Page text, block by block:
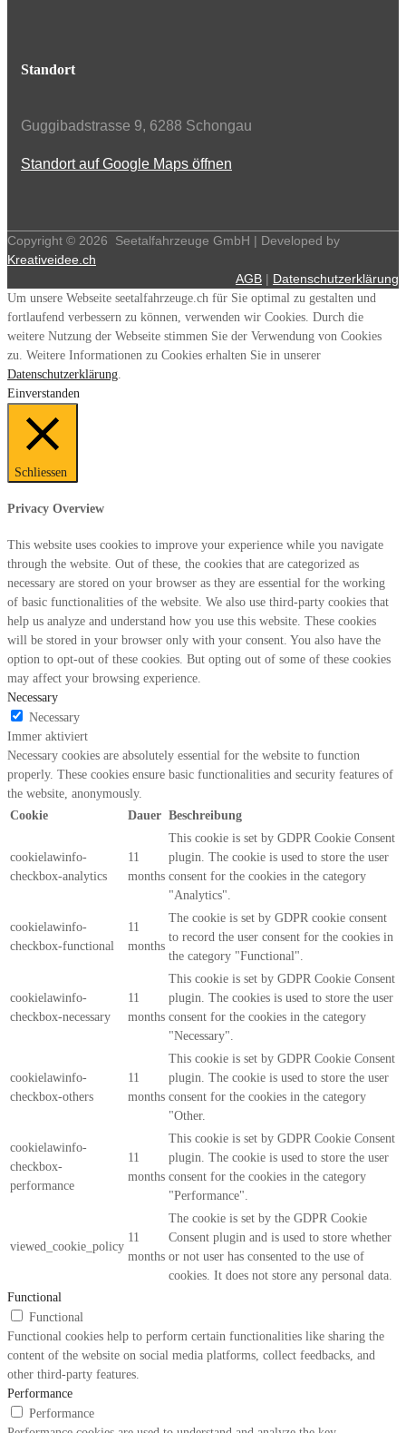
Standort
Guggibadstrasse 9, 6288 Schongau
Standort auf Google Maps öffnen
Copyright © 2026
Seetalfahrzeuge GmbH | Developed by
Kreativeidee.ch
AGB | Datenschutzerklärung
Um unsere Webseite seetalfahrzeuge.ch für Sie optimal zu gestalten und
fortlaufend verbessern zu können, verwenden wir Cookies. Durch die
weitere Nutzung der Webseite stimmen Sie der Verwendung von Cookies
zu. Weitere Informationen zu Cookies erhalten Sie in unserer
Datenschutzerklärung
Einverstanden
Schliessen
Privacy Overview
This website uses cookies to improve your experience while you navigate
through the website. Out of these, the cookies that are categorized as
necessary are stored on your browser as they are essential for the working
of basic functionalities of the website. We also use third-party cookies that
help us analyze and understand how you use this website. These cookies
will be stored in your browser only with your consent. You also have the
option to opt-out of these cookies. But opting out of some of these cookies
may affect your browsing experience.
Necessary
Necessary
Immer aktiviert
Necessary cookies are absolutely essential for the website to function
properly. These cookies ensure basic functionalities and security features of
the website, anonymously.
Cookie
Dauer Beschreibung
cookielawinfo-
checkbox-analytics
11
months
This cookie is set by GDPR Cookie Consent
plugin. The cookie is used to store the user
consent for the cookies in the category
"Analytics".
cookielawinfo-
checkbox-functional
11
months
The cookie is set by GDPR cookie consent
to record the user consent for the cookies in
the category "Functional".
cookielawinfo-
checkbox-necessary
11
months
This cookie is set by GDPR Cookie Consent
plugin. The cookies is used to store the user
consent for the cookies in the category
"Necessary".
cookielawinfo-
checkbox-others
11
months
This cookie is set by GDPR Cookie Consent
plugin. The cookie is used to store the user
consent for the cookies in the category
"Other.
cookielawinfo-
checkbox-
performance
11
months
This cookie is set by GDPR Cookie Consent
plugin. The cookie is used to store the user
consent for the cookies in the category
"Performance".
viewed_cookie_policy
11
months
The cookie is set by the GDPR Cookie
Consent plugin and is used to store whether
or not user has consented to the use of
cookies. It does not store any personal data.
Functional
Functional
Functional cookies help to perform certain functionalities like sharing the
content of the website on social media platforms, collect feedbacks, and
other third-party features.
Performance
Performance